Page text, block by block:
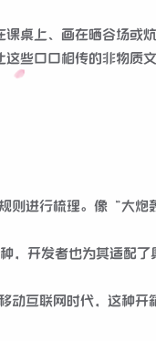
课桌上、画在晒谷场
些口口相传的非物质
则进行梳理。像“大
，开发者也为其适配
动互联网时代，这种